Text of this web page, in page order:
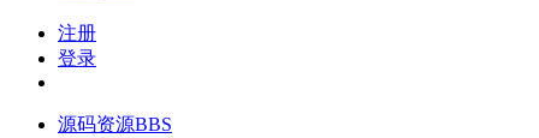
注册
登录
源码资源BBS